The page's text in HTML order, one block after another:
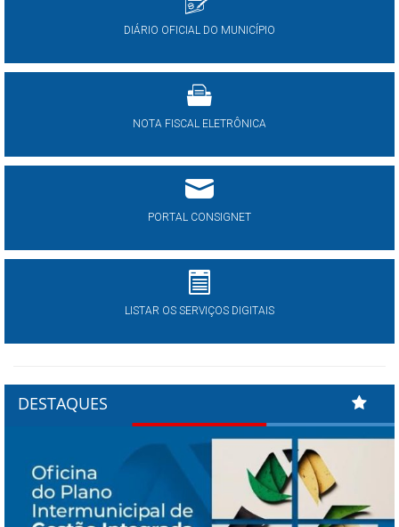
DIÁRIO OFICIAL DO MUNICÍPIO
NOTA FISCAL ELETRÔNICA
PORTAL CONSIGNET
LISTAR OS SERVIÇOS DIGITAIS
DESTAQUES